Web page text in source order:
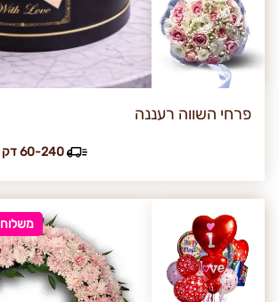
פרחי השווה רעננה
60-240 דק
משלוח 0 ₪ קופון הטבה